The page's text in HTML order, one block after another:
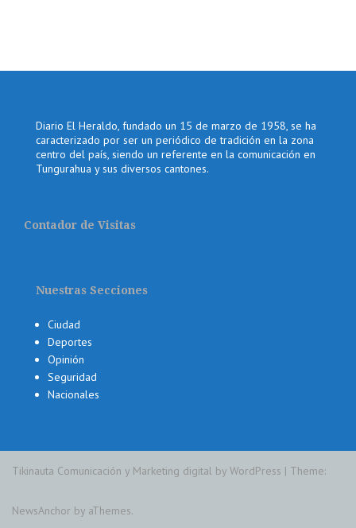
Diario El Heraldo, fundado un 15 de marzo de 1958, se ha
caracterizado por ser un periódico de tradición en la zona
centro del país, siendo un referente en la comunicación en
Tungurahua y sus diversos cantones.
Contador de Visitas
Nuestras Secciones
Ciudad
Deportes
Opinión
Seguridad
Nacionales
Tikinauta Comunicación y Marketing digital by WordPress | Theme:
NewsAnchor by aThemes.